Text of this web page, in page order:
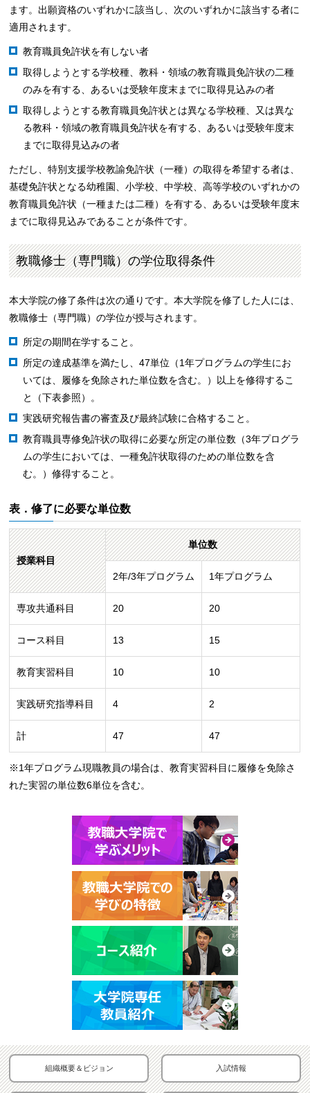
ます。出願資格のいずれかに該当し、次のいずれかに該当する者に
適用されます。
教育職員免許状を有しない者
取得しようとする学校種、教科・領域の教育職員免許状の二種
のみを有する、あるいは受験年度末までに取得見込みの者
取得しようとする教育職員免許状とは異なる学校種、又は異な
る教科・領域の教育職員免許状を有する、あるいは受験年度末
までに取得見込みの者
ただし、特別支援学校教諭免許状（一種）の取得を希望する者は、
基礎免許状となる幼稚園、小学校、中学校、高等学校のいずれかの
教育職員免許状（一種または二種）を有する、あるいは受験年度末
までに取得見込みであることが条件です。
教職修士（専門職）の学位取得条件
本大学院の修了条件は次の通りです。本大学院を修了した人には、
教職修士（専門職）の学位が授与されます。
所定の期間在学すること。
所定の達成基準を満たし、47単位（1年プログラムの学生にお
いては、履修を免除された単位数を含む。）以上を修得するこ
と（下表参照）。
実践研究報告書の審査及び最終試験に合格すること。
教育職員専修免許状の取得に必要な所定の単位数（3年プログラ
ムの学生においては、一種免許状取得のための単位数を含
む。）修得すること。
表．修了に必要な単位数
授業科目
単位数
2年/3年プログラム 1年プログラム
専攻共通科目 20 20
コース科目 13 15
教育実習科目 10 10
実践研究指導科目 4 2
計 47 47
※1年プログラム現職教員の場合は、教育実習科目に履修を免除さ
れた実習の単位数6単位を含む。
組織概要＆ビジョン 入試情報